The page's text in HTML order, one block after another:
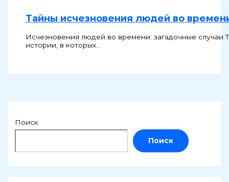
Тайны исчезновения людей во
Исчезновения людей во времени: загадочные случаи
истории, в которых…
Поиск
Поиск